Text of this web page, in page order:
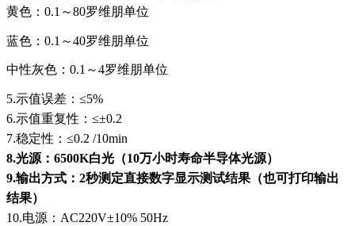
黄色：0.1～80罗维朋单位
蓝色：0.1～40罗维朋单位
中性灰色：0.1～4罗维朋单位
5.示值误差：≤5%
6.示值重复性：≤±0.2
7.稳定性：≤0.2 /10min
8.光源：6500K白光（10万小时寿命半导体光源）
9.输出方式：2秒测定直接数字显示测试结果（也可打印输出
结果）
10.电源：AC220V±10% 50Hz